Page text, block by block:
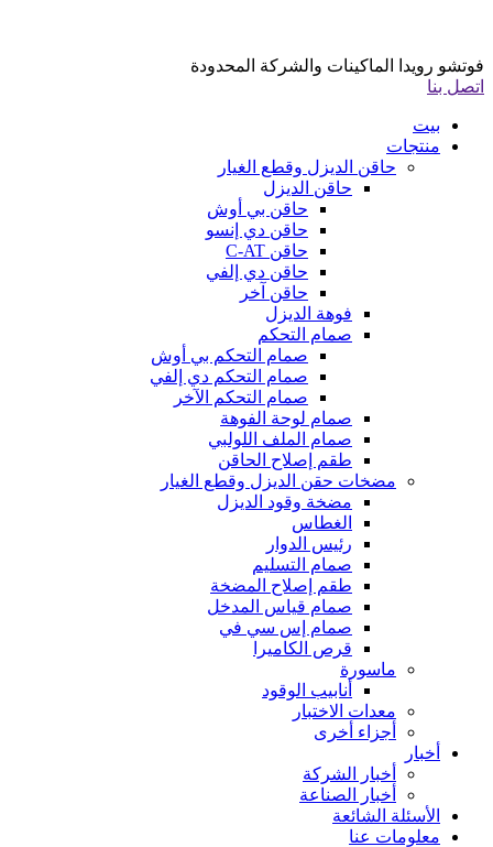
فوتشو رويدا الماكينات والشركة المحدودة
اتصل بنا
بيت
منتجات
حاقن الديزل وقطع الغيار
حاقن الديزل
حاقن بي أوش
حاقن دي إنسو
حاقن C-AT
حاقن دي إلفي
حاقن آخر
فوهة الديزل
صمام التحكم
صمام التحكم بي أوش
صمام التحكم دي إلفي
صمام التحكم الآخر
صمام لوحة الفوهة
صمام الملف اللولبي
طقم إصلاح الحاقن
مضخات حقن الديزل وقطع الغيار
مضخة وقود الديزل
الغطاس
رئيس الدوار
صمام التسليم
طقم إصلاح المضخة
صمام قياس المدخل
صمام إس سي في
قرص الكاميرا
ماسورة
أنابيب الوقود
معدات الاختبار
أجزاء أخرى
أخبار
أخبار الشركة
أخبار الصناعة
الأسئلة الشائعة
معلومات عنا